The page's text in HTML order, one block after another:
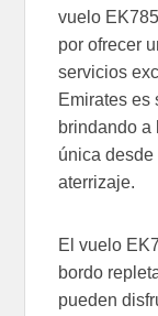
vuelo
por ofrecer
servicios
Emirates es
brindando a
única desde
aterrizaje.
El vuelo
bordo
pueden